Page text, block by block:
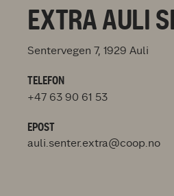
EXTRA AULI
Sentervegen 7, 1929 Auli
TELEFON
+47 63 90 61 53
EPOST
auli.senter.extra@coop.no